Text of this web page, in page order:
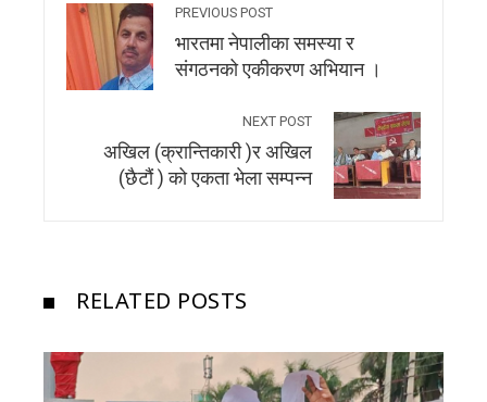
PREVIOUS POST
भारतमा नेपालीका समस्या र
संगठनको एकीकरण अभियान ।
NEXT POST
अखिल (क्रान्तिकारी )र अखिल
(छैटौं ) को एकता भेला सम्पन्न
RELATED POSTS